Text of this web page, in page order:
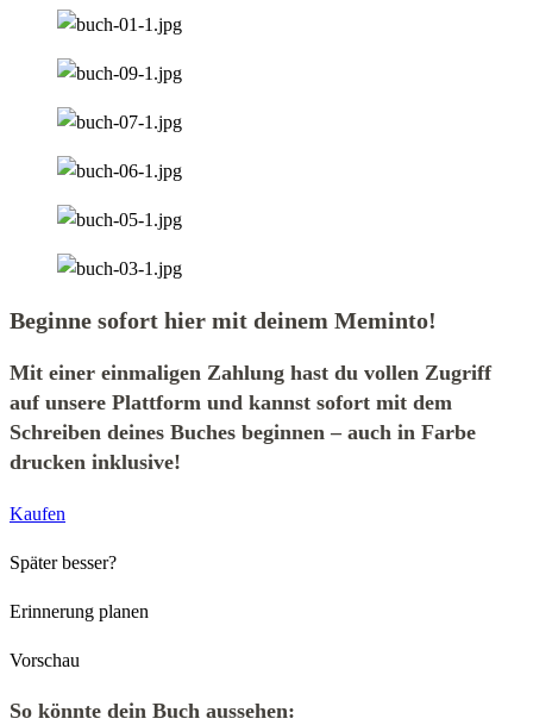
Beginne sofort hier mit deinem Meminto!
Mit einer einmaligen Zahlung hast du vollen Zugriff
auf unsere Plattform und kannst sofort mit dem
Schreiben deines Buches beginnen – auch in Farbe
drucken inklusive!
Kaufen
Später besser?
Erinnerung planen
Vorschau
So könnte dein Buch aussehen: